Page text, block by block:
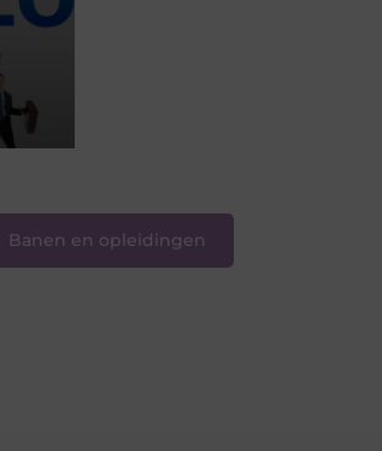
Banen en opleidingen